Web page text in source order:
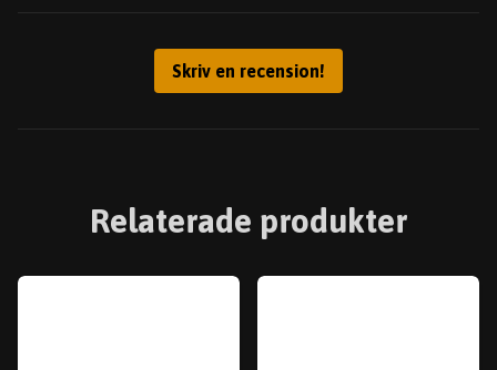
Skriv en recension!
Relaterade produkter